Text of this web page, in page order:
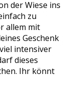
der Wiese ins
zu
allem mit
Geschenk
intensiver
dieses
Ihr könnt